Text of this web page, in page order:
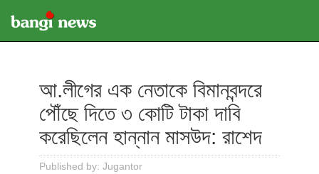
আ.লীগের এক নেতাকে বিমানবন্দরে
পৌঁছে দিতে ৩ কোটি টাকা দাবি
করেছিলেন হান্নান মাসউদ: রাশেদ
Published by: Jugantor